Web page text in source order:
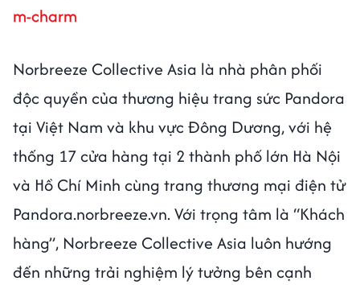
m-charm
Norbreeze Collective Asia là nhà phân phối
độc quyền của thương hiệu trang sức Pandora
tại Việt Nam và khu vực Đông Dương, với hệ
thống 17 cửa hàng tại 2 thành phố lớn Hà Nội
và Hồ Chí Minh cùng trang thương mại điện tử
Pandora.norbreeze.vn. Với trọng tâm là “Khách
hàng”, Norbreeze Collective Asia luôn hướng
đến những trải nghiệm lý tưởng bên cạnh